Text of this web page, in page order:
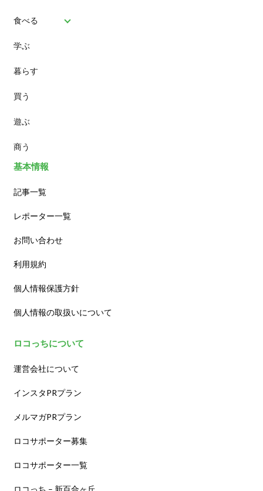
食べる
パン
スイーツ
ランチ
カフェ
学ぶ
暮らす
買う
遊ぶ
商う
基本情報
記事一覧
レポーター一覧
お問い合わせ
利用規約
個人情報保護方針
個人情報の取扱いについて
ロコっちについて
運営会社について
インスタPRプラン
メルマガPRプラン
ロコサポーター募集
ロコサポーター一覧
ロコっち – 新百合ヶ丘